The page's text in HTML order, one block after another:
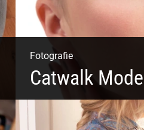
Fotografie
Catwalk Mode
Catwalk Mode Fotografie